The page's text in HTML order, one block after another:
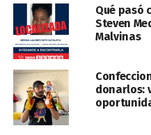
Qué pasó
Steven
Malvinas
donarlos: